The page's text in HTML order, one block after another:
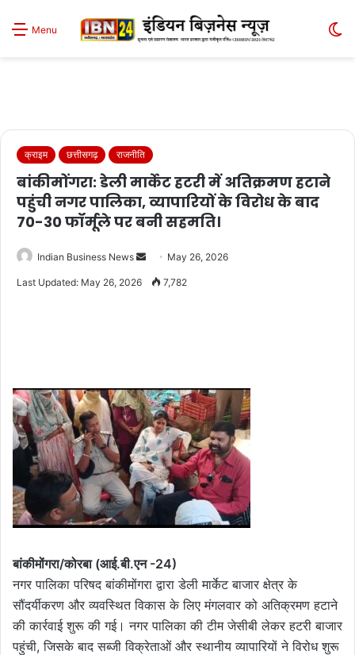
Menu
क्राइम छत्तीसगढ़ राजनीति
बांकीमोंगरा: डेली मार्केट हटरी में अतिक्रमण हटाने
पहुंची नगर पालिका, व्यापारियों के विरोध के बाद
70-30 फॉर्मूले पर बनी सहमति।
Indian Business News
Send
an
May 26, 2026
Last Updated: May 26, 2026 7,782
बांकीमोंगरा/कोरबा (आई.बी.एन -24)
नगर पालिका परिषद बांकीमोंगरा द्वारा डेली मार्केट बाजार क्षेत्र के
सौंदर्यीकरण और व्यवस्थित विकास के लिए मंगलवार को अतिक्रमण हटाने
की कार्रवाई शुरू की गई। नगर पालिका की टीम जेसीबी लेकर हटरी बाजार
पहुंची, जिसके बाद सब्जी विक्रेताओं और स्थानीय व्यापारियों ने विरोध शुरू